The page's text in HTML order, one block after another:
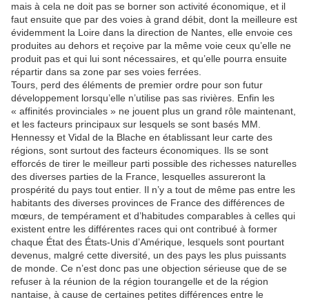
mais à cela ne doit pas se borner son activité économique, et il
faut ensuite que par des voies à grand débit, dont la meilleure est
évidemment la Loire dans la direction de Nantes, elle envoie ces
produites au dehors et reçoive par la même voie ceux qu’elle ne
produit pas et qui lui sont nécessaires, et qu’elle pourra ensuite
répartir dans sa zone par ses voies ferrées.
Tours, perd des éléments de premier ordre pour son futur
développement lorsqu’elle n’utilise pas sas rivières. Enfin les
« affinités provinciales » ne jouent plus un grand rôle maintenant,
et les facteurs principaux sur lesquels se sont basés MM.
Hennessy et Vidal de la Blache en établissant leur carte des
régions, sont surtout des facteurs économiques. Ils se sont
efforcés de tirer le meilleur parti possible des richesses naturelles
des diverses parties de la France, lesquelles assureront la
prospérité du pays tout entier. Il n’y a tout de même pas entre les
habitants des diverses provinces de France des différences de
mœurs, de tempérament et d’habitudes comparables à celles qui
existent entre les différentes races qui ont contribué à former
chaque État des États-Unis d’Amérique, lesquels sont pourtant
devenus, malgré cette diversité, un des pays les plus puissants
de monde. Ce n’est donc pas une objection sérieuse que de se
refuser à la réunion de la région tourangelle et de la région
nantaise, à cause de certaines petites différences entre le